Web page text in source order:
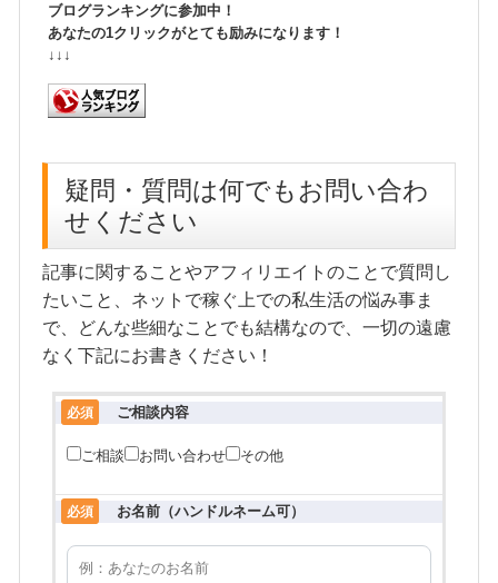
ブログランキングに参加中！
あなたの1クリックがとても励みになります！
↓↓↓
疑問・質問は何でもお問い合わ
せください
記事に関することやアフィリエイトのことで質問し
たいこと、ネットで稼ぐ上での私生活の悩み事ま
で、どんな些細なことでも結構なので、一切の遠慮
なく下記にお書きください！
必須 ご相談内容
ご相談 お問い合わせ その他
必須 お名前（ハンドルネーム可）